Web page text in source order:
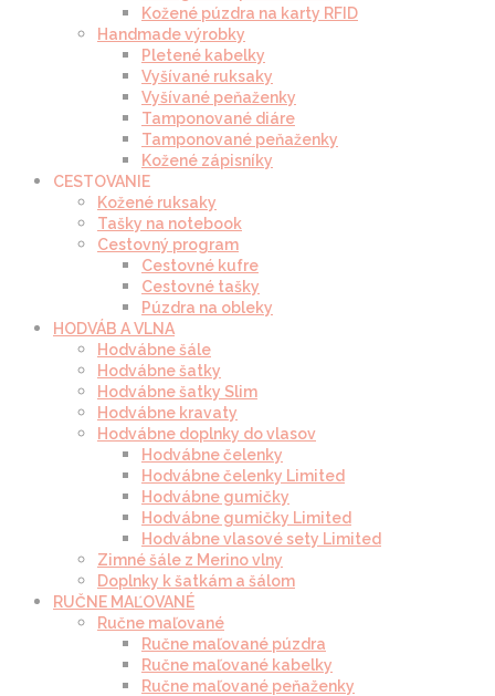
Kožené púzdra na karty RFID
Handmade výrobky
Pletené kabelky
Vyšívané ruksaky
Vyšívané peňaženky
Tamponované diáre
Tamponované peňaženky
Kožené zápisníky
CESTOVANIE
Kožené ruksaky
Tašky na notebook
Cestovný program
Cestovné kufre
Cestovné tašky
Púzdra na obleky
HODVÁB A VLNA
Hodvábne šále
Hodvábne šatky
Hodvábne šatky Slim
Hodvábne kravaty
Hodvábne doplnky do vlasov
Hodvábne čelenky
Hodvábne čelenky Limited
Hodvábne gumičky
Hodvábne gumičky Limited
Hodvábne vlasové sety Limited
Zimné šále z Merino vlny
Doplnky k šatkám a šálom
RUČNE MAĽOVANÉ
Ručne maľované
Ručne maľované púzdra
Ručne maľované kabelky
Ručne maľované peňaženky